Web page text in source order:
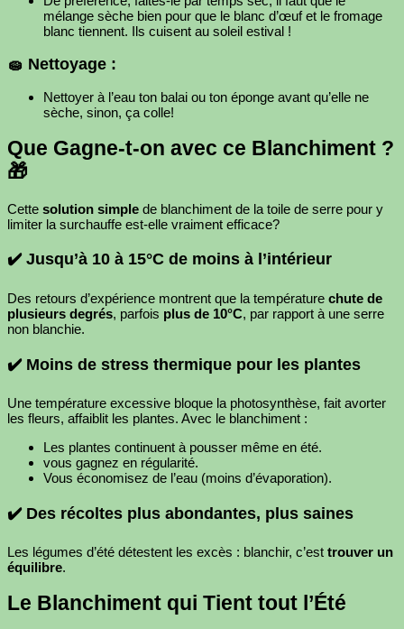
mélange sèche bien pour que le blanc d’œuf et le fromage
blanc tiennent. Ils cuisent au soleil estival !
🧽 Nettoyage :
Nettoyer à l’eau ton balai ou ton éponge avant qu’elle ne
sèche, sinon, ça colle!
Que Gagne-t-on avec ce Blanchiment ?
🎁
Cette solution simple de blanchiment de la toile de serre pour y
limiter la surchauffe est-elle vraiment efficace?
✔️ Jusqu’à 10 à 15°C de moins à l’intérieur
Des retours d’expérience montrent que la température chute de
plusieurs degrés, parfois plus de 10°C, par rapport à une serre
non blanchie.
✔️ Moins de stress thermique pour les plantes
Une température excessive bloque la photosynthèse, fait avorter
les fleurs, affaiblit les plantes. Avec le blanchiment :
Les plantes continuent à pousser même en été.
vous gagnez en régularité.
Vous économisez de l’eau (moins d’évaporation).
✔️ Des récoltes plus abondantes, plus saines
Les légumes d’été détestent les excès : blanchir, c’est trouver un
équilibre.
Le Blanchiment qui Tient tout l’Été